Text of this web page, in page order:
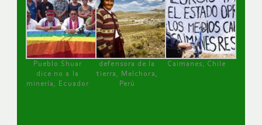
Pueblo Shuar
dice no a la
minería, Ecuador
defensora de la
tierra, Melchora,
Perú
Caimanes, Chile